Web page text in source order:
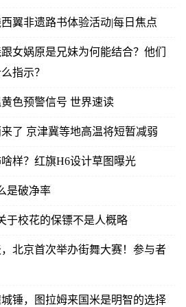
翼非遗路书体验活动|每日焦点
女娲原是兄妹为何能结合？他们
指示？
色预警信号 世界速读
了 京津冀等地高温将短暂减弱
样？红旗H6设计草图曝光
是破净率
于校花的保镖不是人概略
，北京首次举办街舞大赛！参与者
锤，图拉姆来国米是明智的选择